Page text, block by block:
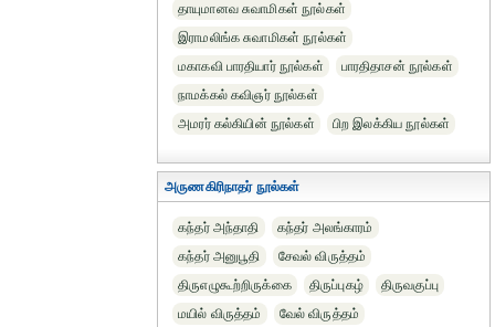
தாயுமானவ சுவாமிகள் நூல்கள்
இராமலிங்க சுவாமிகள் நூல்கள்
மகாகவி பாரதியார் நூல்கள்
பாரதிதாசன் நூல்கள்
நாமக்கல் கவிஞர் நூல்கள்
அமரர் கல்கியின் நூல்கள்
பிற இலக்கிய நூல்கள்
அருணகிரிநாதர் நூல்கள்
கந்தர் அந்தாதி
கந்தர் அலங்காரம்
கந்தர் அனுபூதி
சேவல் விருத்தம்
திருஎழுகூற்றிருக்கை
திருப்புகழ்
திருவகுப்பு
மயில் விருத்தம்
வேல் விருத்தம்